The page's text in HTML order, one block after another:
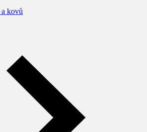
kovů